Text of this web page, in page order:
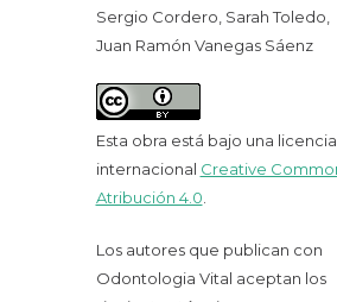
Sergio Cordero, Sarah Toledo,
Juan Ramón Vanegas Sáenz
Esta obra está bajo una licencia
internacional Creative
Atribución 4.0.
Los autores que publican con
Odontologia Vital aceptan los